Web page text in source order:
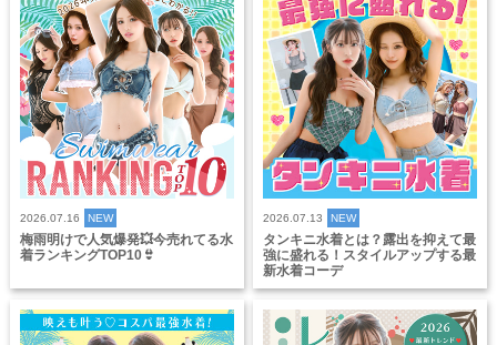
2026.07.16 NEW
梅雨明けで人気爆発💥今売れてる水
着ランキングTOP10👙
2026.07.13 NEW
タンキニ水着とは？露出を抑えて最
強に盛れる！スタイルアップする最
新水着コーデ